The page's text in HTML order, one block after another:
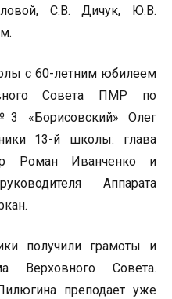
С.В. Дичук, Ю.В.
с 60-летним юбилеем
Совета ПМР по
«Борисовский» Олег
13-й школы: глава
Роман Иванченко и
Аппарата
получили грамоты и
Верховного Совета.
преподает уже